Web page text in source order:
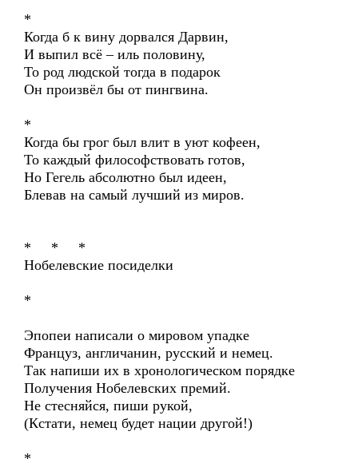
*
Когда б к вину дорвался Дарвин,
И выпил всё – иль половину,
То род людской тогда в подарок
Он произвёл бы от пингвина.
*
Когда бы грог был влит в уют кофеен,
То каждый философствовать готов,
Но Гегель абсолютно был идеен,
Блевав на самый лучший из миров.
* * *
Нобелевские посиделки
*
Эпопеи написали о мировом упадке
Француз, англичанин, русский и немец.
Так напиши их в хронологическом порядке
Получения Нобелевских премий.
Не стесняйся, пиши рукой,
(Кстати, немец будет нации другой!)
*